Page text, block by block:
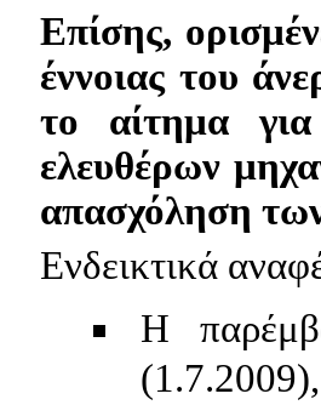
Επίσης,
έννοιας του
το αίτημα
ελευθέρων
απασχόληση
Ενδεικτικά
Η
(1.7.2009),